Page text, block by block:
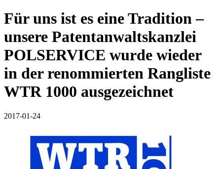
Für uns ist es eine Tradition –
unsere Patentanwaltskanzlei
POLSERVICE wurde wieder
in der renommierten Rangliste
WTR 1000 ausgezeichnet
2017-01-24